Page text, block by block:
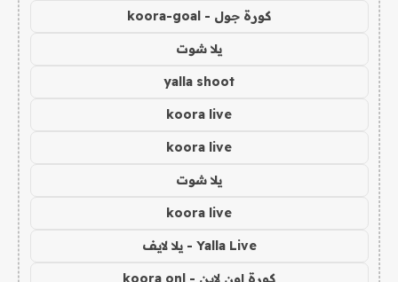
كورة جول - koora-goal
يلا شوت
yalla shoot
koora live
koora live
يلا شوت
koora live
Yalla Live - يلا لايف
كورة اون لاين - koora onl